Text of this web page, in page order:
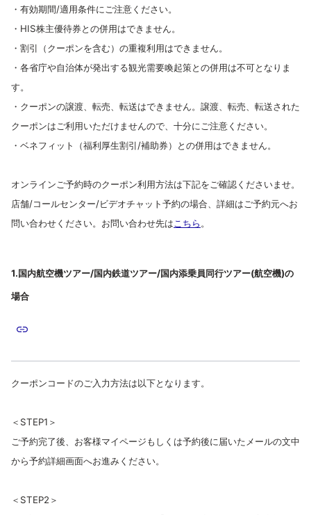
・有効期間/適用条件にご注意ください。
・HIS株主優待券との併用はできません。
・割引（クーポンを含む）の重複利用はできません。
・各省庁や自治体が発出する観光需要喚起策との併用は不可となりま
す。
・クーポンの譲渡、転売、転送はできません。譲渡、転売、転送された
クーポンはご利用いただけませんので、十分にご注意ください。
・ベネフィット（福利厚生割引/補助券）との併用はできません。
オンラインご予約時のクーポン利用方法は下記をご確認くださいませ。
店舗/コールセンター/ビデオチャット予約の場合、詳細はご予約元へお
問い合わせください。お問い合わせ先は こちら 。
1.国内航空機ツアー/国内鉄道ツアー/国内添乗員同行ツアー(航空機)の
場合
クーポンコードのご入力方法は以下となります。
＜STEP1＞
ご予約完了後、お客様マイページもしくは予約後に届いたメールの文中
から予約詳細画面へお進みください。
＜STEP2＞